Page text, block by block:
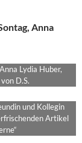
Anna
Lydia Huber,
D.S.
und Kollegin
Artikel